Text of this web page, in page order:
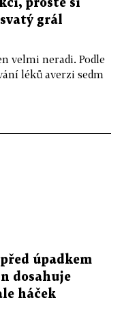
prostě si
grál
velmi neradi. Podle
léků averzi sedm
úpadkem
dosahuje
háček